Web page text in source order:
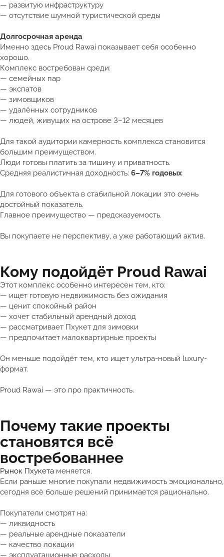
— развитую инфраструктуру
— отсутствие шумной туристической среды
Долгосрочная аренда
Именно здесь Proud Rawai показывает себя особенно
хорошо.
Комплекс востребован среди:
— семейных пар
— экспатов
— зимовщиков
— удалённых сотрудников
— людей, живущих на острове 3–12 месяцев
Для такой аудитории камерность комплекса становится
большим преимуществом.
Люди готовы платить за тишину и приватность.
Средняя реалистичная доходность: 6–7% годовых
Для готового объекта в стабильной локации это очень
достойный показатель.
Главное преимущество — предсказуемость.
Вы покупаете не перспективу, а уже работающий актив.
Кому подойдёт Proud Rawai
Этот комплекс особенно интересен тем, кто:
— ищет готовую недвижимость без ожидания
— ценит спокойный район
— хочет стабильный арендный доход
— рассматривает Пхукет для зимовки
— предпочитает малоквартирные проекты
Он меньше подойдёт тем, кто ищет ультра-новый luxury-
формат.
Proud Rawai — это про практичность.
Почему такие проекты
становятся всё
востребованнее
Рынок Пхукета меняется.
Если раньше многие покупали недвижимость эмоционально,
сегодня всё больше решений принимается рационально.
Покупатели смотрят на:
— ликвидность
— реальные арендные показатели
— качество локации
— эксплуатационные расходы